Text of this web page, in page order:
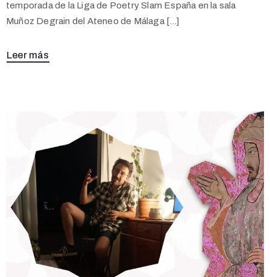
temporada de la Liga de Poetry Slam España en la sala
Muñoz Degrain del Ateneo de Málaga […]
Leer más